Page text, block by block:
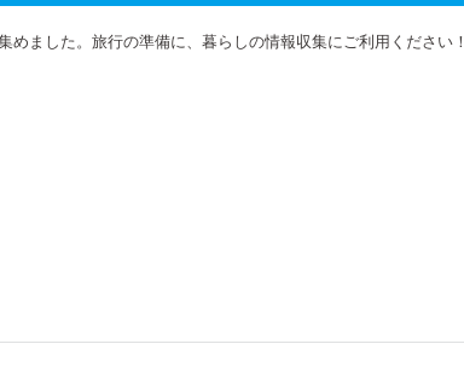
ました。旅行の準備に、暮らしの情報収集にご利用ください！